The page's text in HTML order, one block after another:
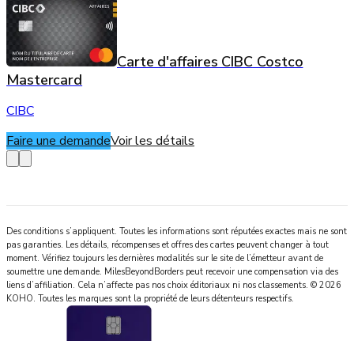
Carte d'affaires CIBC Costco
Mastercard
CIBC
Faire une demandeVoir les détails
Des conditions s’appliquent. Toutes les informations sont réputées exactes mais ne sont
pas garanties. Les détails, récompenses et offres des cartes peuvent changer à tout
moment. Vérifiez toujours les dernières modalités sur le site de l’émetteur avant de
soumettre une demande. MilesBeyondBorders peut recevoir une compensation via des
liens d’affiliation. Cela n’affecte pas nos choix éditoriaux ni nos classements. © 2026
KOHO. Toutes les marques sont la propriété de leurs détenteurs respectifs.